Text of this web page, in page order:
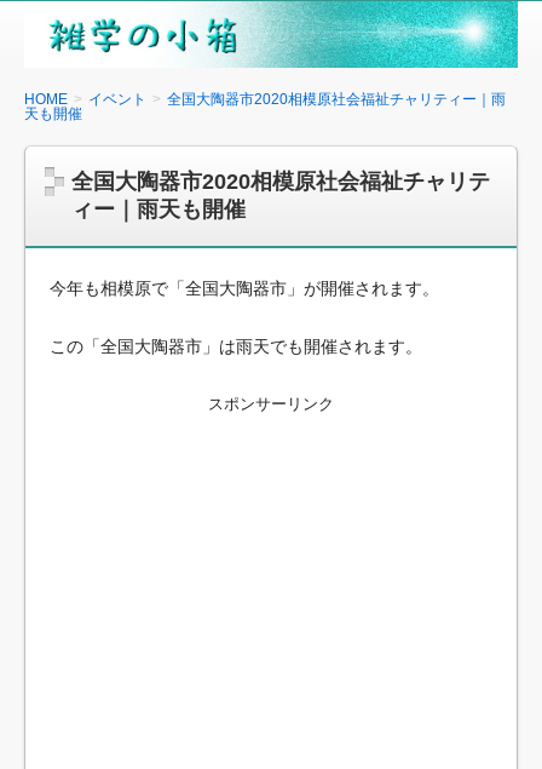
雑
の
箱
HOME イベント
全国大陶器市2020相模原社会福祉チャリティー｜雨
天も開催
全国大陶器市2020相模原社会福祉チャリテ
ィー｜雨天も開催
今年も相模原で「全国大陶器市」が開催されます。
この「全国大陶器市」は雨天でも開催されます。
スポンサーリンク